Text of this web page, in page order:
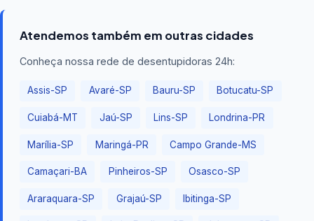
Atendemos também em outras cidades
Conheça nossa rede de desentupidoras 24h:
Assis-SP Avaré-SP Bauru-SP Botucatu-SP
Cuiabá-MT Jaú-SP Lins-SP Londrina-PR
Marília-SP Maringá-PR Campo Grande-MS
Camaçari-BA Pinheiros-SP Osasco-SP
Araraquara-SP Grajaú-SP Ibitinga-SP